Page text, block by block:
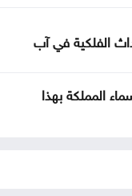
الفلكية في آب
المملكة بهذا